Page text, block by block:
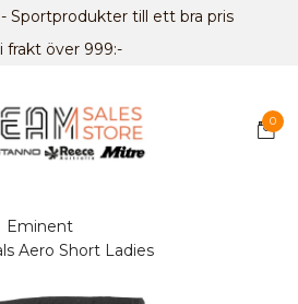
Sportprodukter till ett bra pris
frakt över 999:-
0
Eminent
Aero Short Ladies